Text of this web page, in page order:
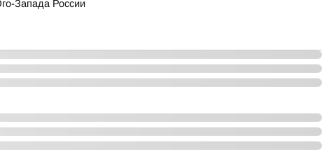
Запада России